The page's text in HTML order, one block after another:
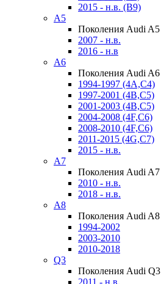
2015 - н.в. (B9)
A5
Поколения Audi A5
2007 - н.в.
2016 - н.в
A6
Поколения Audi A6
1994-1997 (4A,C4)
1997-2001 (4B,C5)
2001-2003 (4B,C5)
2004-2008 (4F,C6)
2008-2010 (4F,C6)
2011-2015 (4G,C7)
2015 - н.в.
A7
Поколения Audi A7
2010 - н.в.
2018 - н.в.
A8
Поколения Audi A8
1994-2002
2003-2010
2010-2018
Q3
Поколения Audi Q3
2011 - н.в.